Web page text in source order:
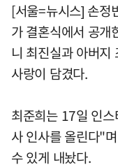
[서울=뉴시스] 손정
가 결혼식에서 공개
니 최진실과 아버지
사랑이 담겼다.
최준희는 17일 인
사 인사를 올린다"
수 있게 내놨다.